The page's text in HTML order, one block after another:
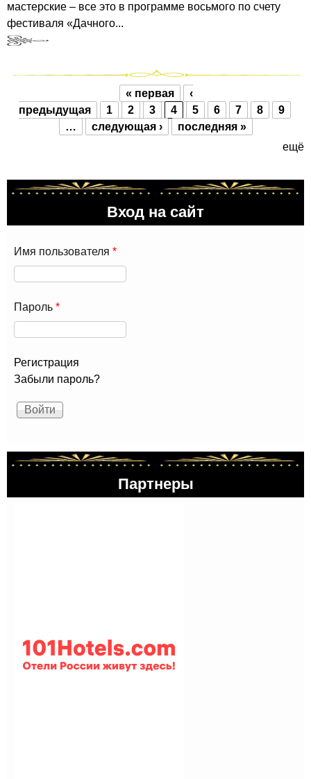
мастерские – все это в программе восьмого по счету
фестиваля «Дачного...
Страницы
« первая
‹
предыдущая
1 2 3 4 5 6 7 8
9
…
следующая ›
последняя »
ещё
Вход на сайт
Имя пользователя *
Пароль *
Регистрация
Забыли пароль?
Партнеры